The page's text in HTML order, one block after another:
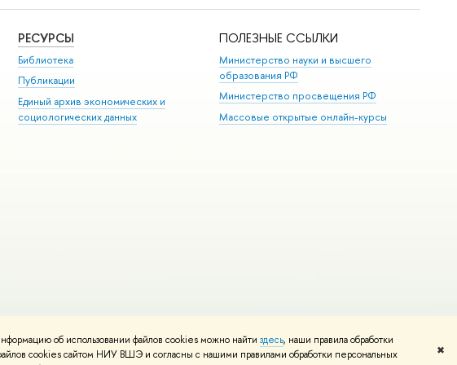
об использовании файлов cookies можно найти здесь, наши правила обработки
cookies сайтом НИУ ВШЭ и согласны с нашими правилами обработки персональных
✖
РЕСУРСЫ
Библиотека
Публикации
Единый архив экономических и
социологических данных
ПОЛЕЗНЫЕ ССЫЛКИ
Министерство науки и высшего
образования РФ
Министерство просвещения РФ
Массовые открытые онлайн-курсы
Редактору